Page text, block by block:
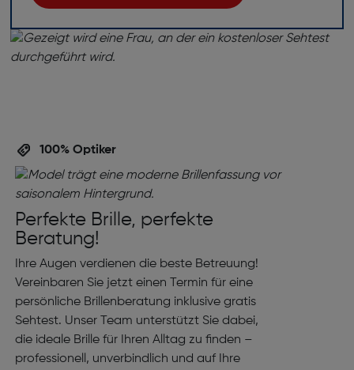
100% Optiker
Perfekte Brille, perfekte
Beratung!
Ihre Augen verdienen die beste Betreuung!
Vereinbaren Sie jetzt einen Termin für eine
persönliche Brillenberatung inklusive gratis
Sehtest. Unser Team unterstützt Sie dabei,
die ideale Brille für Ihren Alltag zu finden –
professionell, unverbindlich und auf Ihre